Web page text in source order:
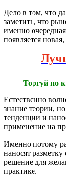
Дело в том, что
заметить, что
именно
появляется
Торгуй по
Естественно
знание теории,
тенденции и
применение на
Именно потому
наносят
решение для
практике.